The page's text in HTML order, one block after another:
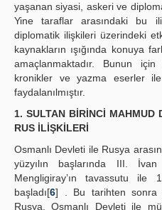
yaşanan siyasi, askeri ve
Yine taraflar arasındaki bu
diplomatik ilişkileri üzerindeki
kaynakların ışığında konuya
amaçlanmaktadır. Bunun
kronikler ve yazma eserler
faydalanılmıştır.
1. SULTAN BİRİNCİ MAHMUD
RUS İLİŞKİLERİ
Osmanlı Devleti ile Rusya
yüzyılın başlarında III.
Mengligiray’ın tavassutu ile
başladı[6] . Bu tarihten sonra
Rusya, Osmanlı Devleti ile